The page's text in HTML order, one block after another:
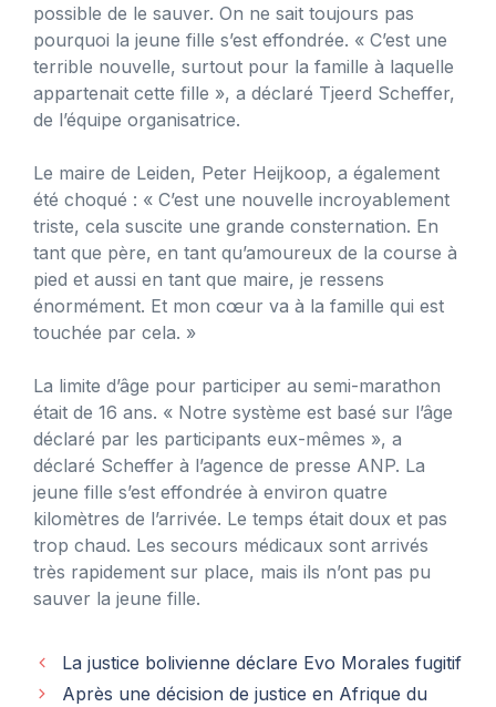
possible de le sauver. On ne sait toujours pas
pourquoi la jeune fille s’est effondrée. « C’est une
terrible nouvelle, surtout pour la famille à laquelle
appartenait cette fille », a déclaré Tjeerd Scheffer,
de l’équipe organisatrice.
Le maire de Leiden, Peter Heijkoop, a également
été choqué : « C’est une nouvelle incroyablement
triste, cela suscite une grande consternation. En
tant que père, en tant qu’amoureux de la course à
pied et aussi en tant que maire, je ressens
énormément. Et mon cœur va à la famille qui est
touchée par cela. »
La limite d’âge pour participer au semi-marathon
était de 16 ans. « Notre système est basé sur l’âge
déclaré par les participants eux-mêmes », a
déclaré Scheffer à l’agence de presse ANP. La
jeune fille s’est effondrée à environ quatre
kilomètres de l’arrivée. Le temps était doux et pas
trop chaud. Les secours médicaux sont arrivés
très rapidement sur place, mais ils n’ont pas pu
sauver la jeune fille.
La justice bolivienne déclare Evo Morales fugitif
Après une décision de justice en Afrique du